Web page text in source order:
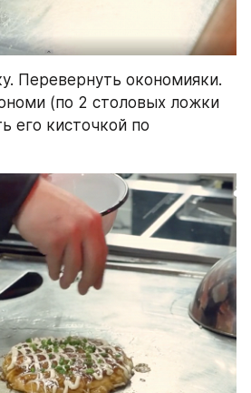
Перевернуть окономияки.
(по 2 столовых ложки
его кисточкой по